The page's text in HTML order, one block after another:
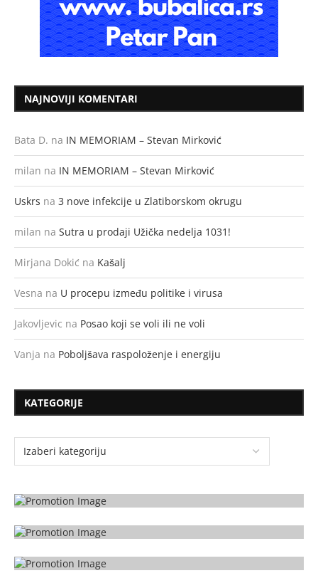
NAJNOVIJI KOMENTARI
Bata D. na IN MEMORIAM – Stevan Mirković
milan na IN MEMORIAM – Stevan Mirković
Uskrs na 3 nove infekcije u Zlatiborskom okrugu
milan na Sutra u prodaji Užička nedelja 1031!
Mirjana Dokić na Kašalj
Vesna na U procepu između politike i virusa
Jakovljevic na Posao koji se voli ili ne voli
Vanja na Poboljšava raspoloženje i energiju
KATEGORIJE